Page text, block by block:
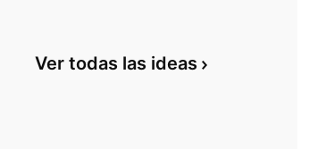
Ver todas las ideas